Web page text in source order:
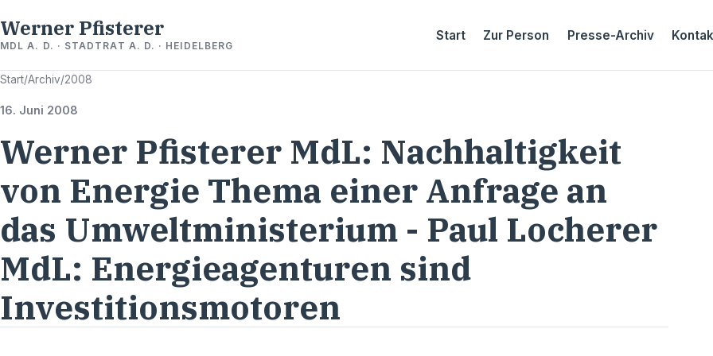
Werner Pfisterer
MDL A. D. · STADTRAT A. D. · HEIDELBERG
Start Zur Person Presse-Archiv
Start/Archiv/2008
16. Juni 2008
Werner Pfisterer MdL: Nachhaltigkeit
von Energie Thema einer Anfrage an
das Umweltministerium - Paul Locherer
MdL: Energieagenturen sind
Investitionsmotoren